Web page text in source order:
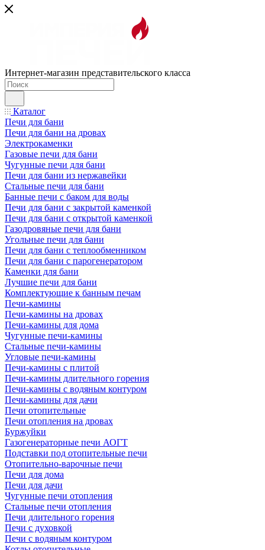
Интернет-магазин представительского класса
Каталог
Печи для бани
Печи для бани на дровах
Электрокаменки
Газовые печи для бани
Чугунные печи для бани
Печи для бани из нержавейки
Стальные печи для бани
Банные печи с баком для воды
Печи для бани с закрытой каменкой
Печи для бани с открытой каменкой
Газодровяные печи для бани
Угольные печи для бани
Печи для бани с теплообменником
Печи для бани с парогенератором
Каменки для бани
Лучшие печи для бани
Комплектующие к банным печам
Печи-камины
Печи-камины на дровах
Печи-камины для дома
Чугунные печи-камины
Стальные печи-камины
Угловые печи-камины
Печи-камины с плитой
Печи-камины длительного горения
Печи-камины с водяным контуром
Печи-камины для дачи
Печи отопительные
Печи отопления на дровах
Буржуйки
Газогенераторные печи АОГТ
Подставки под отопительные печи
Отопительно-варочные печи
Печи для дома
Печи для дачи
Чугунные печи отопления
Стальные печи отопления
Печи длительного горения
Печи с духовкой
Печи с водяным контуром